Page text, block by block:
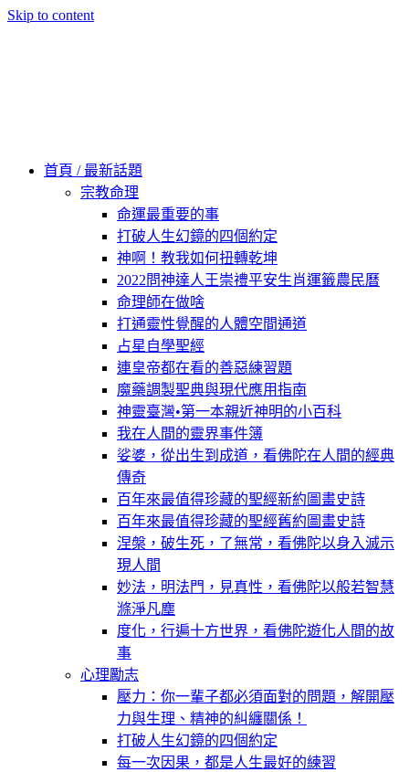
Skip to content
首頁 / 最新話題
宗教命理
命運最重要的事
打破人生幻鏡的四個約定
神啊！教我如何扭轉乾坤
2022問神達人王崇禮平安生肖運籤農民曆
命理師在做啥
打通靈性覺醒的人體空間通道
占星自學聖經
連皇帝都在看的善惡練習題
魔藥調製聖典與現代應用指南
神靈臺灣•第一本親近神明的小百科
我在人間的靈界事件簿
娑婆，從出生到成道，看佛陀在人間的經典
傳奇
百年來最值得珍藏的聖經新約圖畫史詩
百年來最值得珍藏的聖經舊約圖畫史詩
涅槃，破生死，了無常，看佛陀以身入滅示
現人間
妙法，明法門，見真性，看佛陀以般若智慧
滌淨凡塵
度化，行遍十方世界，看佛陀遊化人間的故
事
心理勵志
壓力：你一輩子都必須面對的問題，解開壓
力與生理、精神的糾纏關係！
打破人生幻鏡的四個約定
每一次因果，都是人生最好的練習